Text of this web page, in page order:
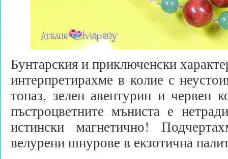
Бунтарския и приключенски
интерпретирахме в колие с
топаз, зелен авентурин и червен
пъстроцветните мъниста е
истински магнетично!
велурени шнурове в екзотична